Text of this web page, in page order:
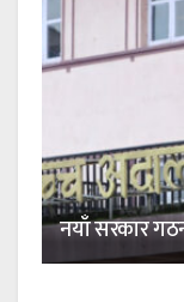
नयाँ सरकार